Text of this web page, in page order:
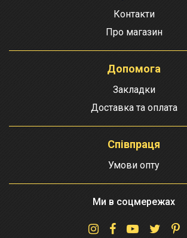
Контакти
Про магазин
Допомога
Закладки
Доставка та оплата
Співпраця
Умови опту
Ми в соцмережах